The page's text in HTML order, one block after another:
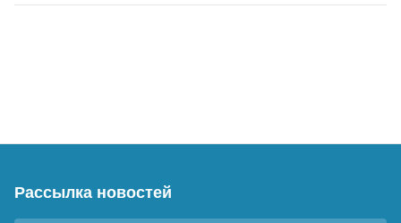
Рассылка новостей